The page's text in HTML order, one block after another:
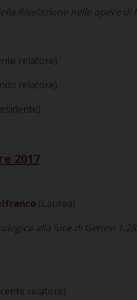
Rivelazione nelle opere di
relatore)
relatore)
2017
(Laurea)
alla luce di Genesi
relatore)